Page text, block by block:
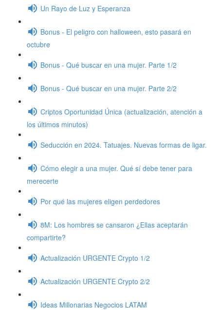
Un Rayo de Luz y Esperanza
Bonus - El peligro con halloween, esto pasará en
octubre
Bonus - Qué buscar en una mujer. Parte 1/2
Bonus - Qué buscar en una mujer. Parte 2/2
Criptos Oportunidad Única (actualización, atención a
los últimos minutos)
Seducción en 2024. Tatuajes. Nuevas formas de ligar.
Cómo elegir a una mujer. Qué sí debe tener para
merecerte
Por qué las mujeres eligen perdedores
8M: Los hombres se cansaron ¿Ellas aceptarán
compartirte?
Actualización URGENTE Crypto 1/2
Actualización URGENTE Crypto 2/2
Ideas Millonarias Negocios LATAM